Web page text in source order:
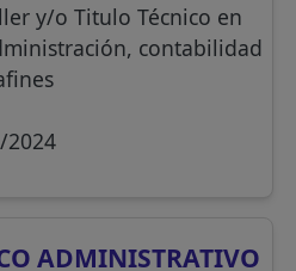
y/o Titulo Técnico en
contabilidad
2024
ADMINISTRATIVO